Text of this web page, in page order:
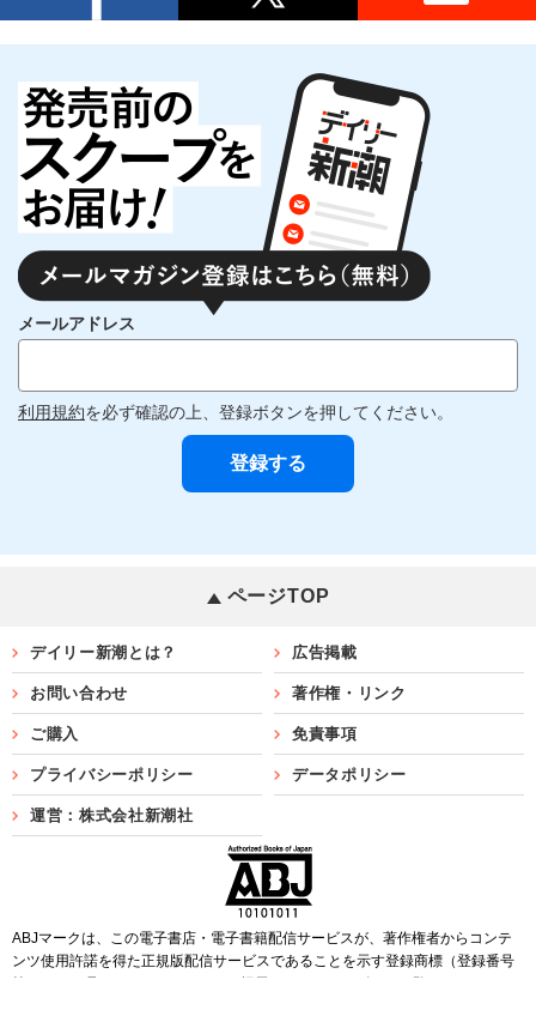
メールアドレス
利用規約を必ず確認の上、登録ボタンを押してください。
ページTOP
デイリー新潮とは？ 広告掲載
お問い合わせ 著作権・リンク
ご購入 免責事項
プライバシーポリシー データポリシー
運営：株式会社新潮社
ABJマークは、この電子書店・電子書籍配信サービスが、著作権者からコンテ
ンツ使用許諾を得た正規版配信サービスであることを示す登録商標（登録番号
第6091713号）です。ABJマークを掲示しているサービスの一覧は